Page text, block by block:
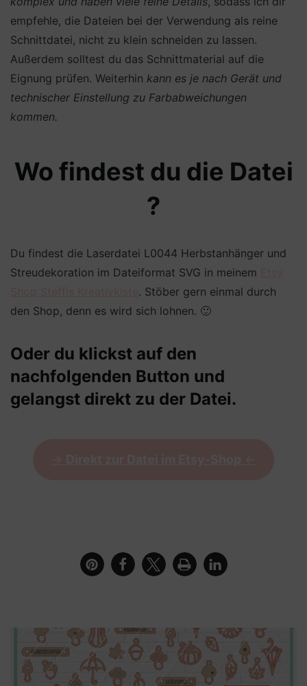
empfehle, die Dateien bei der Verwendung als reine
Schnittdatei, nicht zu klein schneiden zu lassen.
Außerdem solltest du das Schnittmaterial auf die
Eignung prüfen. Weiterhin kann es je nach Gerät und
technischer Einstellung zu Farbabweichungen
kommen.
Wo findest du die Datei
?
Du findest die Laserdatei L0044 Herbstanhänger und
Streudekoration im Dateiformat SVG in meinem
. Stöber gern einmal durch
den Shop, denn es wird sich lohnen. 🙂
Oder du klickst auf den
nachfolgenden Button und
gelangst direkt zu der Datei.